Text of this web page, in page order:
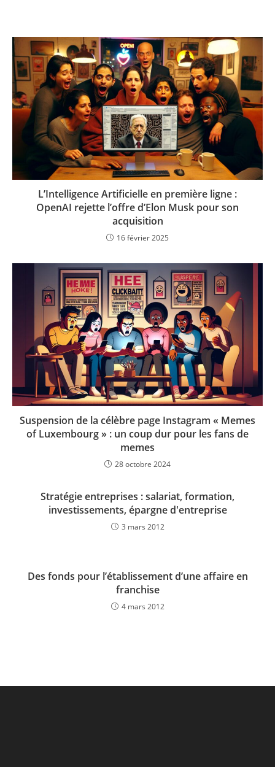
L’Intelligence Artificielle en première ligne :
OpenAI rejette l’offre d’Elon Musk pour son
acquisition
16 février 2025
Suspension de la célèbre page Instagram « Memes
of Luxembourg » : un coup dur pour les fans de
memes
28 octobre 2024
Stratégie entreprises : salariat, formation,
investissements, épargne d'entreprise
3 mars 2012
Des fonds pour l’établissement d’une affaire en
franchise
4 mars 2012